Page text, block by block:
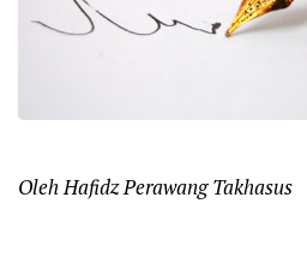
Oleh Hafidz Perawang Takhasus